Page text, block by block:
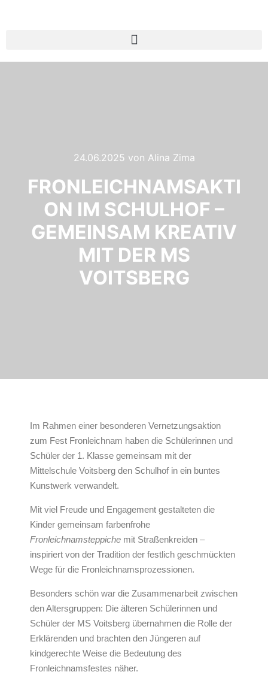
24.06.2025 von Alina Zima
FRONLEICHNAMSAKTI
ON IM SCHULHOF –
GEMEINSAM KREATIV
MIT DER MS
VOITSBERG
Im Rahmen einer besonderen Vernetzungsaktion
zum Fest Fronleichnam haben die Schülerinnen und
Schüler der 1. Klasse gemeinsam mit der
Mittelschule Voitsberg den Schulhof in ein buntes
Kunstwerk verwandelt.
Mit viel Freude und Engagement gestalteten die
Kinder gemeinsam farbenfrohe
Fronleichnamsteppiche mit Straßenkreiden –
inspiriert von der Tradition der festlich geschmückten
Wege für die Fronleichnamsprozessionen.
Besonders schön war die Zusammenarbeit zwischen
den Altersgruppen: Die älteren Schülerinnen und
Schüler der MS Voitsberg übernahmen die Rolle der
Erklärenden und brachten den Jüngeren auf
kindgerechte Weise die Bedeutung des
Fronleichnamsfestes näher.